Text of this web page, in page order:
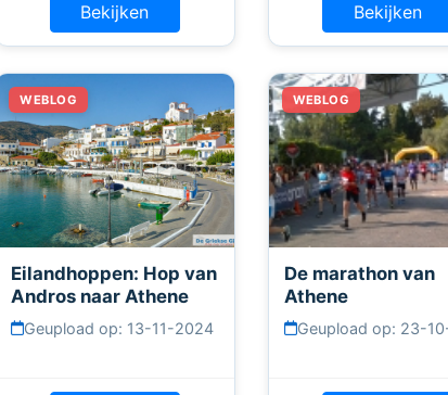
Bekijken Bekijken
Eilandhoppen: Hop van
Andros naar Athene
Geupload op: 13-11-2024
De marathon van
Athene
Geupload op: 23-